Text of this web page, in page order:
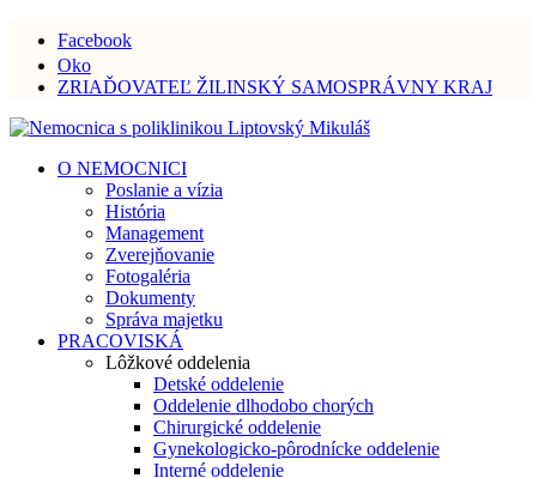
Facebook
Oko
ZRIAĎOVATEĽ ŽILINSKÝ SAMOSPRÁVNY KRAJ
O NEMOCNICI
Poslanie a vízia
História
Management
Zverejňovanie
Fotogaléria
Dokumenty
Správa majetku
PRACOVISKÁ
Lôžkové oddelenia
Detské oddelenie
Oddelenie dlhodobo chorých
Chirurgické oddelenie
Gynekologicko-pôrodnícke oddelenie
Interné oddelenie